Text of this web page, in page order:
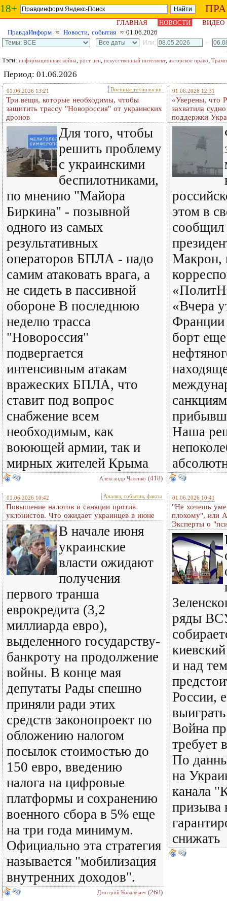
18+
ГЛАВНАЯ НОВОСТИ
ВИДЕО
ПравдаИнформ ≈ Новости, события ≈ 01.06.2026
Или:
–
Тэги: информационная война, рост цен, искусственный интеллект, авторское право, Трамп
Период: 01.06.2026
01.06.2026 13:21 Военные технологии
Три вещи, которые необходимы, чтобы
защитить трассу "Новороссия" от украинских
дронов
Для того, чтобы
решить проблему
с украинскими
беспилотниками,
по мнению "Майора
Биркина" - позывной
одного из самых
результативных
операторов БПЛА - надо
самим атаковать врага, а
не сидеть в пассивной
обороне В последнюю
неделю трасса
"Новороссия"
подвергается
интенсивным атакам
вражеских БПЛА, что
ставит под вопрос
снабжение всем
необходимым, как
воюющей армии, так и
мирных жителей Крыма
Александр Чаленко (418)
01.06.2026 12:31
«Уверены, что
захватила
поддержки
этом в
сообщил
Макрон,
«Вчера
Франции
борт
Наша
01.06.2026 10:42 Анализ, события, факты
Повышение налогов и санкции против
уклонистов. Что ожидает украинцев в июне
В начале июня
украинские
власти ожидают
получения
первого транша
еврокредита (3,2
миллиарда евро),
выделенного государству-
банкроту на продолжение
войны. В конце мая
депутаты Рады спешно
приняли ради этих
средств законопроект по
обложению налогом
посылок стоимостью до
150 евро, введению
налога на цифровые
платформы и сохранению
военного сбора в 5% еще
на три года минимум.
Официально эта стратегия
называется "мобилизация
внутренних доходов".
Дмитрий Ковалевич (268)
01.06.2026 10:41
"Не хочешь
плохому", или
Эксперты о
ряды
и над
России,
Война
требует
По
на
канала
снижать